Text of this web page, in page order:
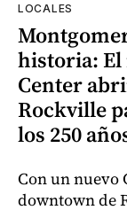
LOCALES
historia:
Center
Rockville
los 250
Con un nuevo
downtown de